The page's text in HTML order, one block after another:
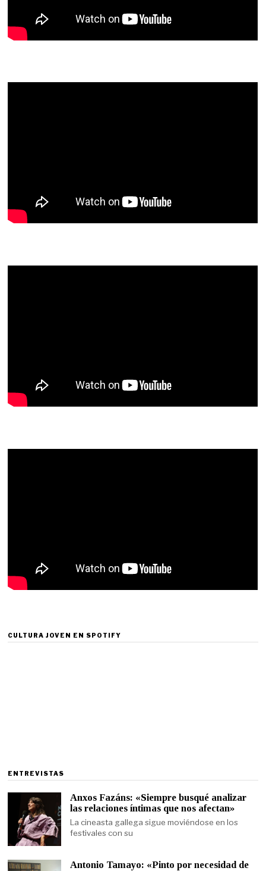
CULTURA JOVEN EN SPOTIFY
ENTREVISTAS
Anxos Fazáns: «Siempre busqué analizar
las relaciones íntimas que nos afectan»
La cineasta gallega sigue moviéndose en los
festivales con su
Antonio Tamayo: «Pinto por necesidad de